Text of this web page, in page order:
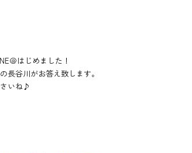
＠はじめました！
長谷川がお答え致します。
いね♪